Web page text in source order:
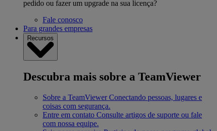
pedido ou fazer um upgrade na sua licença?
Fale conosco
Para grandes empresas
Recursos
Descubra mais sobre a TeamViewer
Sobre a TeamViewer Conectando pessoas, lugares e
coisas com segurança.
Entre em contato Consulte artigos de suporte ou fale
com nossa equipe.